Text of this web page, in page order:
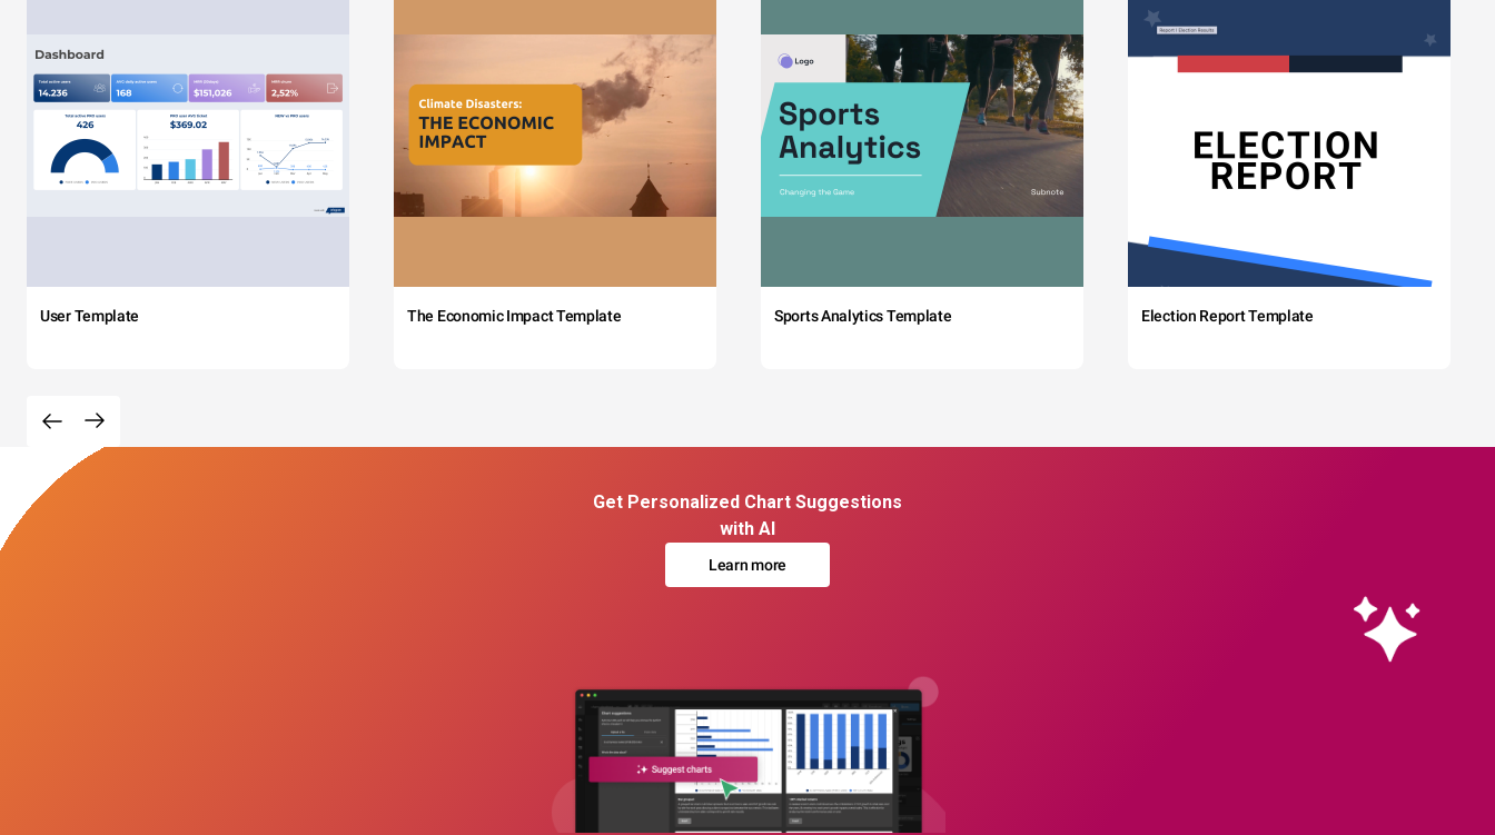
User Template The Economic Impact Template Sports Analytics Template Election Report Template
Get Personalized Chart Suggestions
with AI
Learn more